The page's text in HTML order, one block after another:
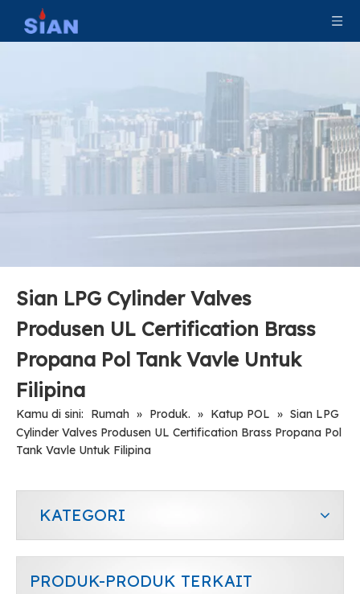
Sian LPG Cylinder Valves
Produsen UL Certification Brass
Propana Pol Tank Vavle Untuk
Filipina
Kamu di sini: Rumah » Produk. » Katup POL » Sian LPG
Cylinder Valves Produsen UL Certification Brass Propana Pol
Tank Vavle Untuk Filipina
KATEGORI
PRODUK-PRODUK TERKAIT
Sian V6 Pol Valve LPG Gas Cylinder Valve Safety LPG Pol Valve